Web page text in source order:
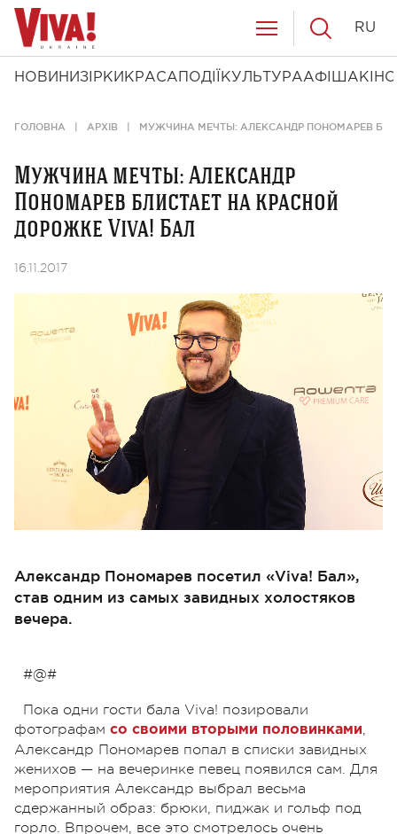
НОВИНИ ЗІРКИ КРАСА ПОДІЇ КУЛЬТУРААФІША КІНО
RU
ГОЛОВНА АРХІВ МУЖЧИНА МЕЧТЫ: АЛЕКСАНДР ПОНОМАРЕВ
Мужчина мечты: Александр
Пономарев блистает на красной
дорожке Viva! Бал
16.11.2017
Александр Пономарев посетил «Viva! Бал»,
став одним из самых завидных холостяков
вечера.
#@#
Пока одни гости бала Viva! позировали
фотографам со своими вторыми половинками,
Александр Пономарев попал в списки завидных
женихов — на вечеринке певец появился сам. Для
мероприятия Александр выбрал весьма
сдержанный образ: брюки, пиджак и гольф под
горло. Впрочем, все это смотрелось очень